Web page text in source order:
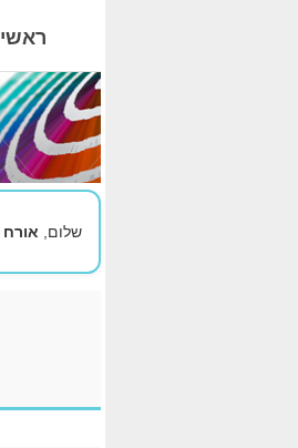
ראשי
שלום, אורח